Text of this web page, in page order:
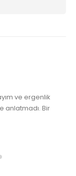
Desteğe
Desteğe İhtiyacı
ve psikolojik